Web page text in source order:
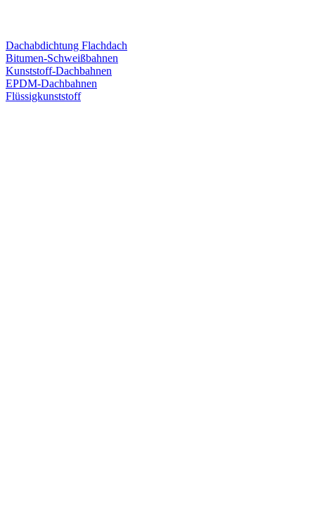
Dachabdichtung Flachdach
Bitumen-Schweißbahnen
Kunststoff-Dachbahnen
EPDM-Dachbahnen
Flüssigkunststoff